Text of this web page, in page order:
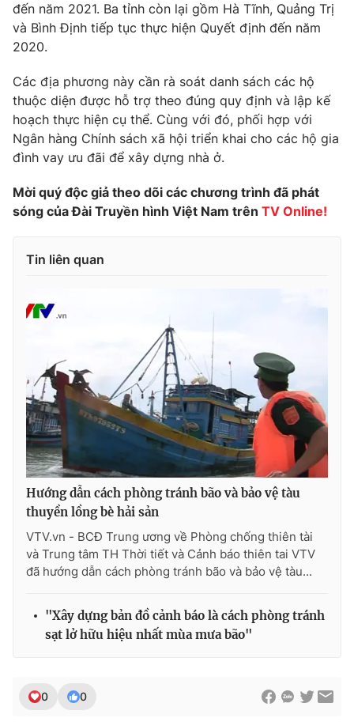
Phim VTV
Hậu trường
Nhân vật
Khán giả
Giải sao mai
Giải trí
Âm nhạc
Sao
Đời sống
Du lịch
Làm đẹp
Giáo dục
Tuyển sinh
Học trực tuyến
Công nghệ
Hitech Công nghệ tương lai
Thị trường
Giao lưu trực tuyến
Lịch phát sóng
Chuyên mục khác
Podcast
Photo Infographic
Video Shorts video
VTV Money VTV Thể thao
VTV Sức khoẻ Bất động sản
Thị trường 24h Tấm lòng Việt
VTV4 Vươn mình bằng AI
Liên hệ tòa soạn
đến năm 2021. Ba tỉnh còn lại gồm Hà Tĩnh, Quảng Trị
và Bình Định tiếp tục thực hiện Quyết định đến năm
2020.
Các địa phương này cần rà soát danh sách các hộ
thuộc diện được hỗ trợ theo đúng quy định và lập kế
hoạch thực hiện cụ thể. Cùng với đó, phối hợp với
Ngân hàng Chính sách xã hội triển khai cho các hộ gia
đình vay ưu đãi để xây dựng nhà ở.
Mời quý độc giả theo dõi các chương trình đã phát
sóng của Đài Truyền hình Việt Nam trên TV Online!
Tin liên quan
Hướng dẫn cách phòng tránh bão và bảo vệ tàu
thuyền lồng bè hải sản
VTV.vn - BCĐ Trung ương về Phòng chống thiên tài
và Trung tâm TH Thời tiết và Cảnh báo thiên tai VTV
đã hướng dẫn cách phòng tránh bão và bảo vệ tàu...
"Xây dựng bản đồ cảnh báo là cách phòng tránh
sạt lở hữu hiệu nhất mùa mưa bão"
0 0